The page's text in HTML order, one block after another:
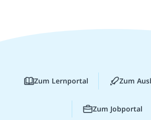
Zum Lernportal Zum
Zum Jobportal